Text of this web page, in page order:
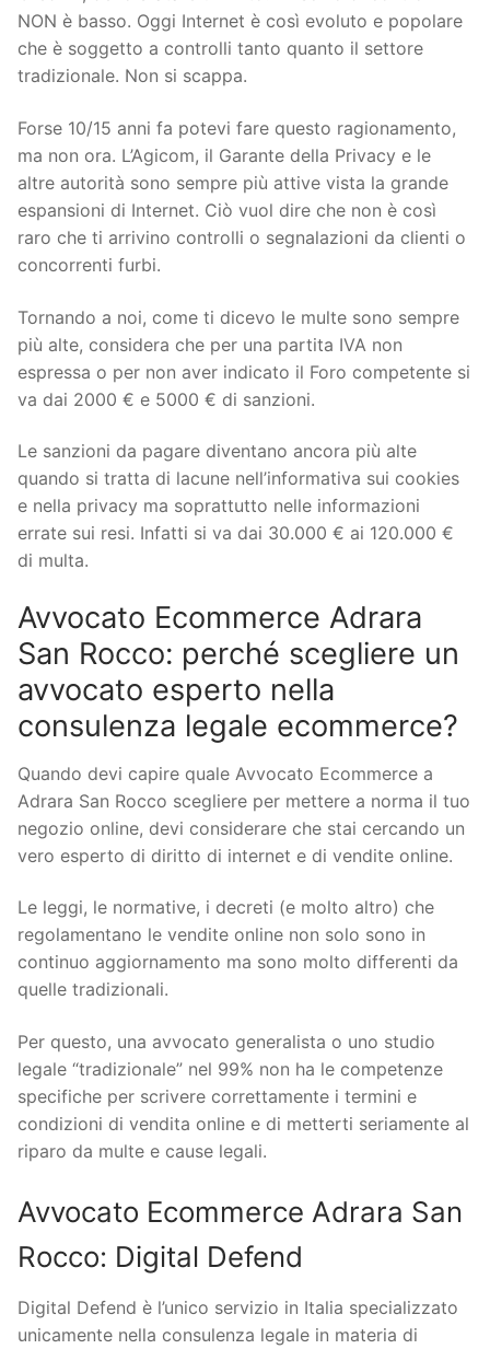
NON è basso. Oggi Internet è così evoluto e popolare
che è soggetto a controlli tanto quanto il settore
tradizionale. Non si scappa.
Forse 10/15 anni fa potevi fare questo ragionamento,
ma non ora. L’Agicom, il Garante della Privacy e le
altre autorità sono sempre più attive vista la grande
espansioni di Internet. Ciò vuol dire che non è così
raro che ti arrivino controlli o segnalazioni da clienti o
concorrenti furbi.
Tornando a noi, come ti dicevo le multe sono sempre
più alte, considera che per una partita IVA non
espressa o per non aver indicato il Foro competente si
va dai 2000 € e 5000 € di sanzioni.
Le sanzioni da pagare diventano ancora più alte
quando si tratta di lacune nell’informativa sui cookies
e nella privacy ma soprattutto nelle informazioni
errate sui resi. Infatti si va dai 30.000 € ai 120.000 €
di multa.
Avvocato Ecommerce Adrara
San Rocco: perché scegliere un
avvocato esperto nella
consulenza legale ecommerce?
Quando devi capire quale Avvocato Ecommerce a
Adrara San Rocco scegliere per mettere a norma il tuo
negozio online, devi considerare che stai cercando un
vero esperto di diritto di internet e di vendite online.
Le leggi, le normative, i decreti (e molto altro) che
regolamentano le vendite online non solo sono in
continuo aggiornamento ma sono molto differenti da
quelle tradizionali.
Per questo, una avvocato generalista o uno studio
legale “tradizionale” nel 99% non ha le competenze
specifiche per scrivere correttamente i termini e
condizioni di vendita online e di metterti seriamente al
riparo da multe e cause legali.
Avvocato Ecommerce Adrara San
Rocco: Digital Defend
Digital Defend è l’unico servizio in Italia specializzato
unicamente nella consulenza legale in materia di